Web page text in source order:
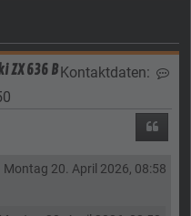
ZX 636 BKontaktdaten:
Montag 20. April 2026, 08:58